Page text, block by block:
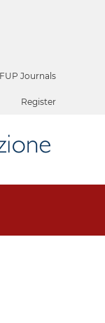
Journals
Register